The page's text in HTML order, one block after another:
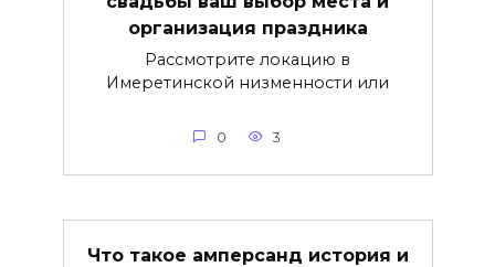
организация праздника
Рассмотрите локацию в
Имеретинской низменности или
0 3
Что такое амперсанд история и